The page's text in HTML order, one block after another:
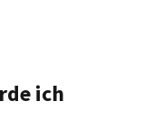
ich